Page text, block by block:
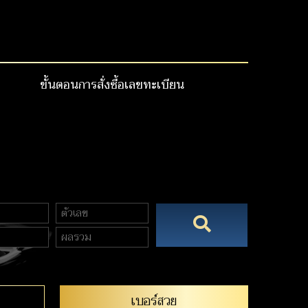
ขั้นตอนการสั่งซื้อเลขทะเบียน
เบอร์สวย